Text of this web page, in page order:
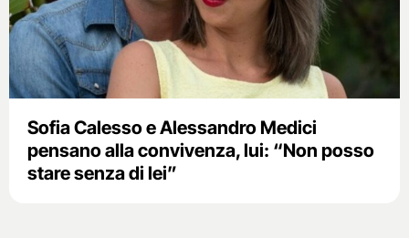
Sofia Calesso e Alessandro Medici
pensano alla convivenza, lui: “Non posso
stare senza di lei”